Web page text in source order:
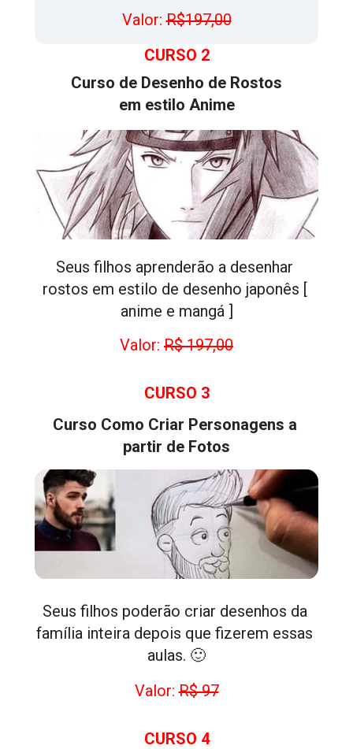
Curso de Desenho de Rostos
em estilo Anime
Valor: R$ 97
Seus filhos aprenderão a desenhar
rostos em estilo de desenho japonês [
anime e mangá ]
Curso Como Criar Personagens a
partir de Fotos
Seus filhos poderão criar desenhos da
família inteira depois que fizerem essas
aulas. 🙂
Valor: R$ 197,00
CURSO 2
CURSO 3
CURSO 4
Valor: R$197,00